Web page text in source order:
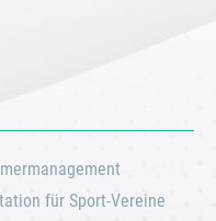
für Sport-Vereine